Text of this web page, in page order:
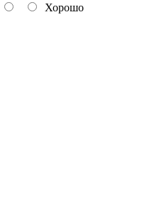
Хорошо